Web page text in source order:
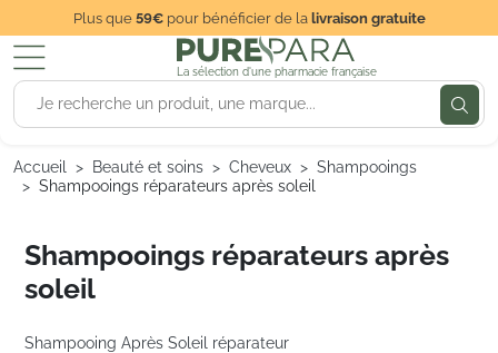
Plus que59€pour bénéficier de lalivraison gratuite
La sélection d'une pharmacie française
Accueil Beauté et soins Cheveux
Shampooings
Shampooings réparateurs après soleil
Shampooings réparateurs après
soleil
Shampooing Après Soleil réparateur